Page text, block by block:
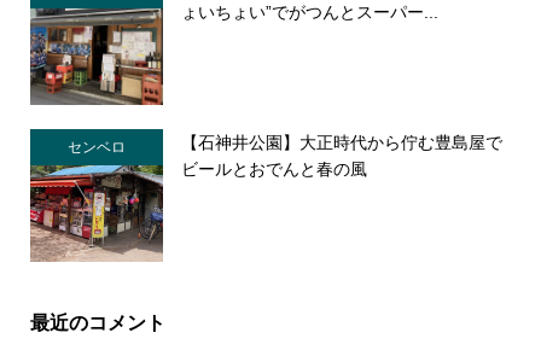
ょいちょい”でがつんとスーパー...
センベロ
【石神井公園】大正時代から佇む豊島屋で
ビールとおでんと春の風
最近のコメント